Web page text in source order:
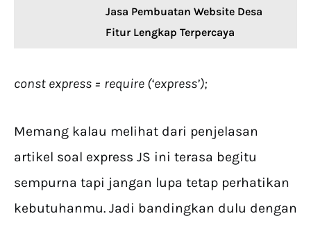
Jasa Pembuatan Website Desa
Fitur Lengkap Terpercaya
const express = require (‘express’);
Memang kalau melihat dari penjelasan
artikel soal express JS ini terasa begitu
sempurna tapi jangan lupa tetap perhatikan
kebutuhanmu. Jadi bandingkan dulu dengan